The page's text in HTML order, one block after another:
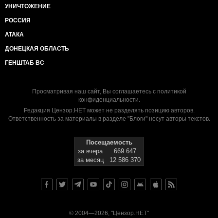
УНИЧТОЖЕНИЕ
РОССИЯ
АТАКА
ДОНЕЦКАЯ ОБЛАСТЬ
ГЕНШТАБ ВС
Просматривая наш сайт, Вы соглашаетесь с политикой
конфиденциальности.
Редакция Цензор.НЕТ может не разделять позицию авторов.
Ответственность за материалы в разделе "Блоги" несут авторы текстов.
Посещаемость
за вчера
669 647
за месяц
12 586 370
© 2004—2026, "Цензор.НЕТ"